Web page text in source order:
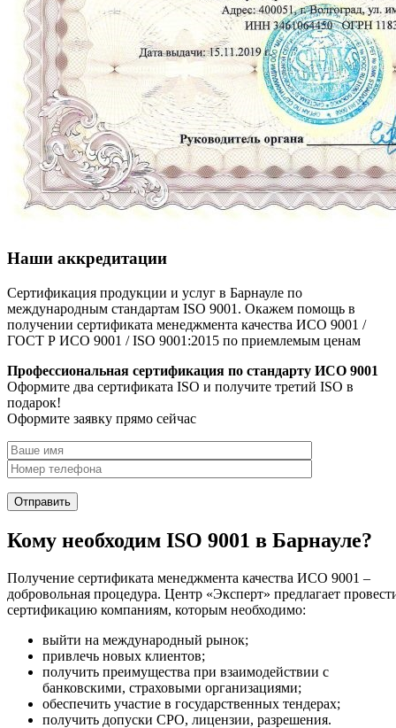
Наши аккредитации
Сертификация продукции и услуг в Барнауле по
международным стандартам ISO 9001. Окажем помощь в
получении сертификата менеджмента качества ИСО 9001 /
ГОСТ Р ИСО 9001 / ISO 9001:2015 по приемлемым ценам
Профессиональная сертификация по стандарту ИСО 9001
Оформите два сертификата ISO и получите третий ISO в
подарок!
Оформите заявку прямо сейчас
Кому необходим ISO 9001 в Барнауле?
Получение сертификата менеджмента качества ИСО 9001 –
добровольная процедура. Центр «Эксперт» предлагает
сертификацию компаниям, которым необходимо:
выйти на международный рынок;
привлечь новых клиентов;
получить преимущества при взаимодействии с
банковскими, страховыми организациями;
обеспечить участие в государственных тендерах;
получить допуски СРО, лицензии, разрешения.